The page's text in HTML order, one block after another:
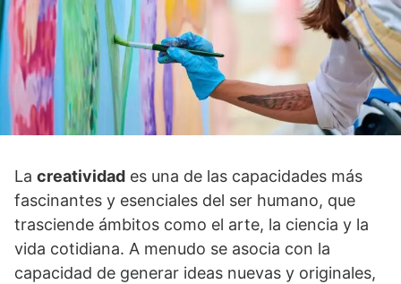
La creatividad es una de las capacidades más
fascinantes y esenciales del ser humano, que
trasciende ámbitos como el arte, la ciencia y la
vida cotidiana. A menudo se asocia con la
capacidad de generar ideas nuevas y originales,